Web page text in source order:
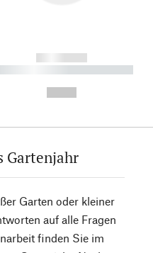
------------
----------- ----------
Gartenjahr
Garten oder kleiner
auf alle Fragen
finden Sie im